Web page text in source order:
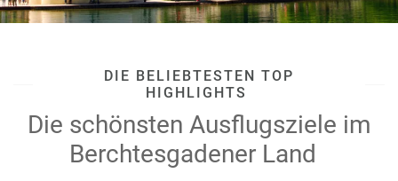
DIE BELIEBTESTEN TOP
HIGHLIGHTS
Die schönsten Ausflugsziele im
Berchtesgadener Land